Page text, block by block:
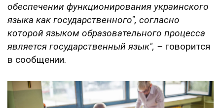
обеспечении функционирования украинского
языка как государственного", согласно
которой языком образовательного процесса
является государственный язык", – говорится
в сообщении.